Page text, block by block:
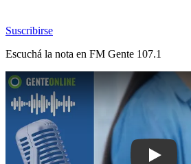
Suscribirse
Escuchá la nota en FM Gente 107.1
Play: